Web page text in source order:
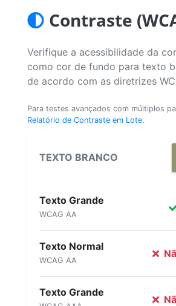
Contraste
Verifique a acessibilidade da cor
como cor de fundo para texto
de acordo com as diretrizes
Para testes avançados com múltiplos
Relatório de Contraste em Lote.
TEXTO BRANCO
Texto Grande
WCAG AA
Texto Normal
WCAG AA
Texto Grande